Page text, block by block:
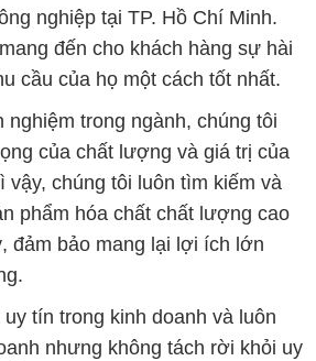
nghiệp tại TP. Hồ Chí Minh.
đến cho khách hàng sự hài
cầu của họ một cách tốt nhất.
nghiệm trong ngành, chúng tôi
của chất lượng và giá trị của
vậy, chúng tôi luôn tìm kiếm và
phẩm hóa chất chất lượng cao
đảm bảo mang lại lợi ích lớn
tín trong kinh doanh và luôn
nhưng không tách rời khỏi uy